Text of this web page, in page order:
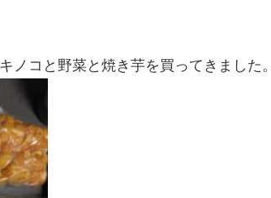
コと野菜と焼き芋を買ってきました。